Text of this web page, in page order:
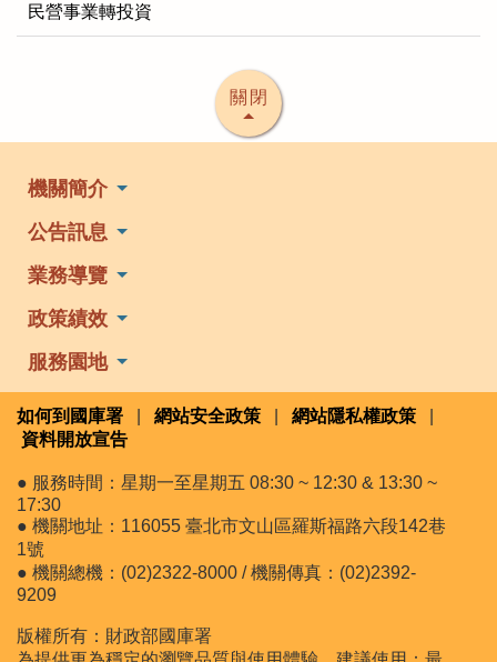
民營事業轉投資
關閉
機關簡介
公告訊息
業務導覽
政策績效
服務園地
如何到國庫署 網站安全政策 網站隱私權政策
資料開放宣告
● 服務時間：星期一至星期五 08:30 ~ 12:30 & 13:30 ~
17:30
● 機關地址：116055 臺北市文山區羅斯福路六段142巷
1號
● 機關總機：(02)2322-8000 / 機關傳真：(02)2392-
9209
版權所有：財政部國庫署